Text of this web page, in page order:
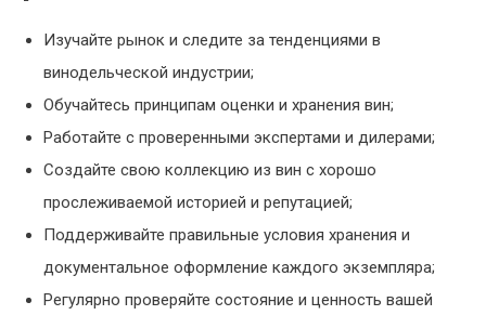
Изучайте рынок и следите за тенденциями в
винодельческой индустрии;
Обучайтесь принципам оценки и хранения вин;
Работайте с проверенными экспертами и дилерами;
Создайте свою коллекцию из вин с хорошо
прослеживаемой историей и репутацией;
Поддерживайте правильные условия хранения и
документальное оформление каждого экземпляра;
Регулярно проверяйте состояние и ценность вашей